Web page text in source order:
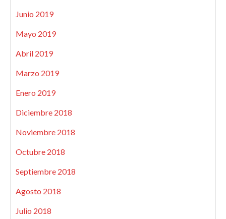
Junio 2019
Mayo 2019
Abril 2019
Marzo 2019
Enero 2019
Diciembre 2018
Noviembre 2018
Octubre 2018
Septiembre 2018
Agosto 2018
Julio 2018